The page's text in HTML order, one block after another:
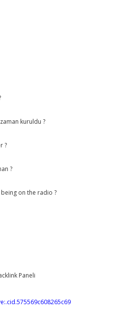
kuruldu ?
?
?
on the radio ?